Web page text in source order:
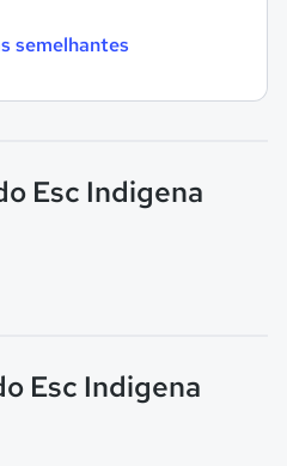
semelhantes
Esc Indigena
Esc Indigena